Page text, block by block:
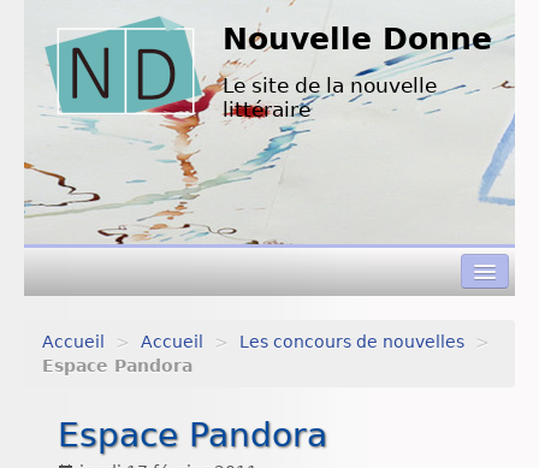
Nouvelle Donne
Le site de la nouvelle
littéraire
Concours de nouvelles
Nouvelles à lire
Accueil > Accueil > Les concours de nouvelles
>
Espace Pandora
Espace Pandora